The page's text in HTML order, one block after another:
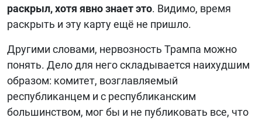
раскрыл, хотя явно знает это. Видимо, время
раскрыть и эту карту ещё не пришло.
Другими словами, нервозность Трампа можно
понять. Дело для него складывается наихудшим
образом: комитет, возглавляемый
республиканцем и с республиканским
большинством, мог бы и не публиковать все, что